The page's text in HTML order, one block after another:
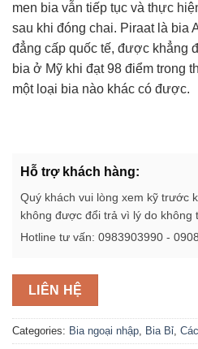
men bia vẫn tiếp tục và thực
sau khi đóng chai. Piraat là bia
đẳng cấp quốc tế, được khẳng
bia ở Mỹ khi đạt 98 điểm trong
một loại bia nào khác có được.
Hỗ trợ khách hàng:
Quý khách vui lòng xem kỹ trước
không được đổi trả vì lý do không
Hotline tư vấn: 0983903990 -
LIÊN HỆ
Categories: Bia ngoại nhập, Bia Bỉ,